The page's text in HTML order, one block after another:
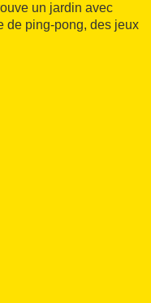
un jardin avec
de ping-pong, des jeux